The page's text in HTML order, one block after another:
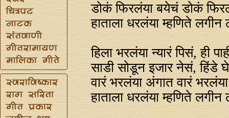
डोकं फिरलंया बयेचं डोकं
हाताला धरलंया म्हणिते लगीन
हिला भरलंया न्यारं पिसं, ही
साडी सोडून इजार नेसं,
वारं भरलंया अंगात वारं भरलंया
हाताला धरलंया म्हणिते लगीन